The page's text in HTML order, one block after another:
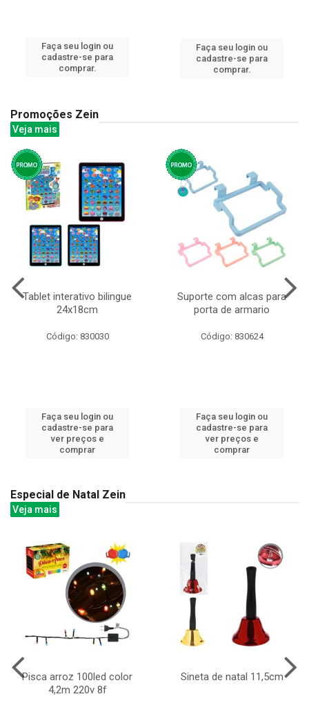
Faça seu login ou
cadastre-se para
comprar.
Faça seu login ou
cadastre-se para
comprar.
Promoções Zein
Veja mais
Tablet interativo bilingue
24x18cm
Código: 830030
Faça seu login ou
cadastre-se para
ver preços e
comprar
Suporte com alcas para
porta de armario
Código: 830624
Faça seu login ou
cadastre-se para
ver preços e
comprar
Especial de Natal Zein
Veja mais
Pisca arroz 100led color
4,2m 220v 8f
Sineta de natal 11,5cm